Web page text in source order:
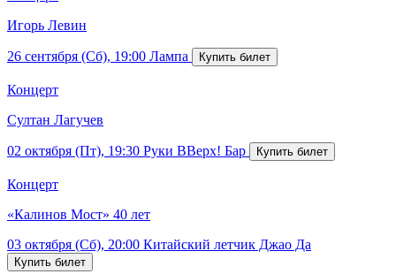
Игорь Левин
26 сентября (Сб), 19:00 Лампа
Концерт
Султан Лагучев
02 октября (Пт), 19:30 Руки ВВерх! Бар
Концерт
«Калинов Мост» 40 лет
03 октября (Сб), 20:00 Китайский летчик Джао Да